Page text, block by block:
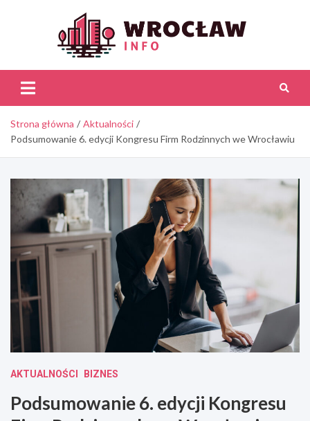
Strona główna
Aktualności
Podsumowanie 6. edycji Kongresu Firm Rodzinnych we Wrocławiu
AKTUALNOŚCI BIZNES
Podsumowanie 6. edycji Kongresu